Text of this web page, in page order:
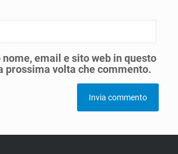
email e sito web in questo
prossima volta che commento.